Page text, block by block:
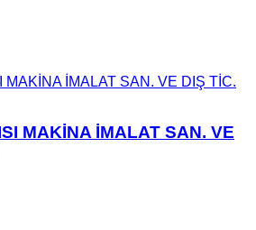
MAKİNA İMALAT SAN. VE